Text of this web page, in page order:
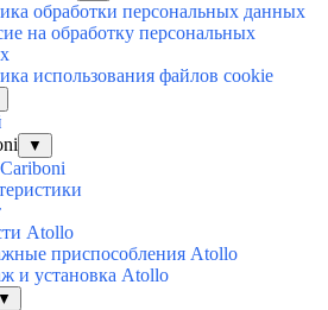
обработки персональных данных
на обработку персональных
использования файлов cookie
▼
Atollo
приспособления Atollo
и установка Atollo
▼